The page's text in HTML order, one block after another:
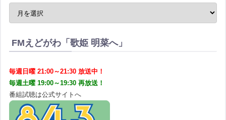
FMえどがわ「歌姫 明菜へ」
毎週日曜 21:00～21:30 放送中！
毎週土曜 19:00～19:30 再放送！
番組試聴は公式サイトへ